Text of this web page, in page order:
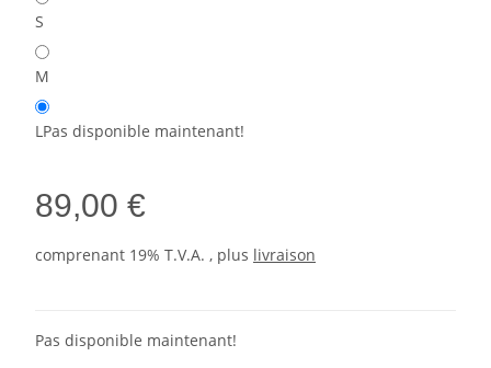
S
M
LPas disponible maintenant!
89,00 €
comprenant 19% T.V.A. , plus livraison
Pas disponible maintenant!